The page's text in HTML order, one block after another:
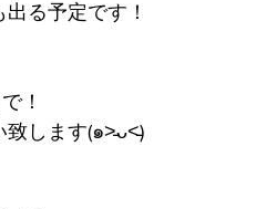
る予定です！
！
致します(๑˃̵ᴗ˂̵)